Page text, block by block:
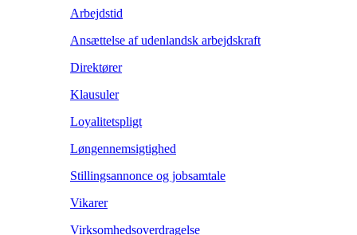
Arbejdstid
Ansættelse af udenlandsk arbejdskraft
Direktører
Klausuler
Loyalitetspligt
Løngennemsigtighed
Stillingsannonce og jobsamtale
Vikarer
Virksomhedsoverdragelse